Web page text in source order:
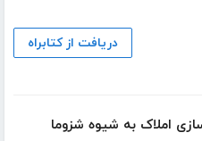
دریافت از کتابراه
املاک به شیوه شزوما